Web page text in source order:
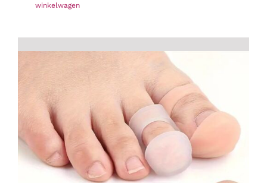
winkelwagen